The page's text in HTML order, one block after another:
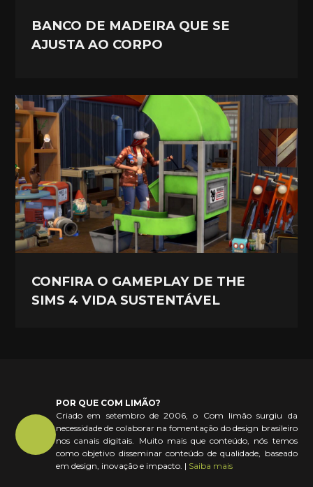
BANCO DE MADEIRA QUE SE
AJUSTA AO CORPO
CONFIRA O GAMEPLAY DE THE
SIMS 4 VIDA SUSTENTÁVEL
POR QUE COM LIMÃO?
Criado em setembro de 2006, o Com limão surgiu da
necessidade de colaborar na fomentação do design brasileiro
nos canais digitais. Muito mais que conteúdo, nós temos
como objetivo disseminar conteúdo de qualidade, baseado
em design, inovação e impacto. | Saiba mais